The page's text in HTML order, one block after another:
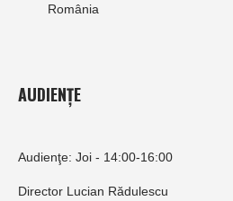
România
AUDIENȚE
Audienţe: Joi - 14:00-16:00
Director Lucian Rădulescu